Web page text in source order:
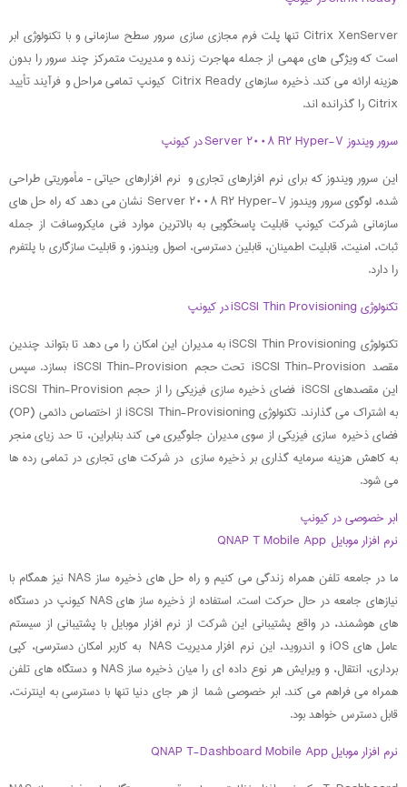
Citrix XenServer تنها پلت فرم مجازی سازی سرور سطح سازمانی و با تکنولوژی ابر
است که ویژگی های مهمی از جمله مهاجرت زنده و مدیریت متمرکز چند سرور را بدون
هزینه ارائه می کند. ذخیره سازهای Citrix Ready کیونپ تمامی مراحل و فرآیند تأیید
Citrix را گذرانده اند.
سرور ویندوز Server ۲۰۰۸ R۲ Hyper-V در کیونپ
این سرور ویندوز که برای نرم افزارهای تجاری و نرم افزارهای حیاتی – مأموریتی طراحی
شده، لوگوی سرور ویندوز Server ۲۰۰۸ R۲ Hyper-V نشان می دهد که راه حل های
سازمانی شرکت کیونپ قابلیت پاسخگویی به بالاترین موارد فنی مایکروسافت از جمله
ثبات، امنیت، قابلیت اطمینان، قابلین دسترسی، اصول ویندوز، و قابلیت سازگاری با پلتفرم
را دارد.
تکنولوژی iSCSI Thin Provisioning در کیونپ
تکنولوژی iSCSI Thin Provisioning به مدیران این امکان را می دهد تا بتواند چندین
مقصد iSCSI Thin-Provision تحت حجم iSCSI Thin-Provision بسازد. سپس
این مقصدهای iSCSI فضای ذخیره سازی فیزیکی را از حجم iSCSI Thin-Provision
به اشتراک می گذارند. تکنولوژی iSCSI Thin-Provisioning از اختصاص دائمی (OP)
فضای ذخیره سازی فیزیکی از سوی مدیران جلوگیری می کند بنابراین، تا حد زیای منجر
به کاهش هزینه سرمایه گذاری بر ذخیره سازی در شرکت های تجاری در تمامی رده ها
می شود.
ابر خصوصی در کیونپ
نرم افزار موبایل QNAP T Mobile App
ما در جامعه تلفن همراه زندگی می کنیم و راه حل های ذخیره ساز NAS نیز همگام با
نیازهای جامعه در حال حرکت است. استفاده از ذخیره ساز های NAS کیونپ در دستگاه
های هوشمند، در واقع پشتیبانی این شرکت از نرم افزار موبایل با پشتیبانی از سیستم
عامل های iOS و اندروید، این نرم افزار مدیریت NAS به کاربر امکان دسترسی، کپی
برداری، انتقال، و ویرایش هر نوع داده ای را میان ذخیره ساز NAS و دستگاه های تلفن
همراه می فراهم می کند. ابر خصوصی شما از هر جای دنیا تنها با دسترسی به اینترنت،
قابل دسترس خواهد بود.
نرم افزار موبایل QNAP T-Dashboard Mobile App